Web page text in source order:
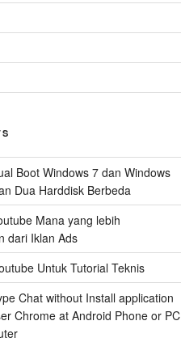
Boot Windows 7 dan Windows
Dua Harddisk Berbeda
Mana yang lebih
dari Iklan Ads
Untuk Tutorial Teknis
Chat without Install application
Chrome at Android Phone or PC